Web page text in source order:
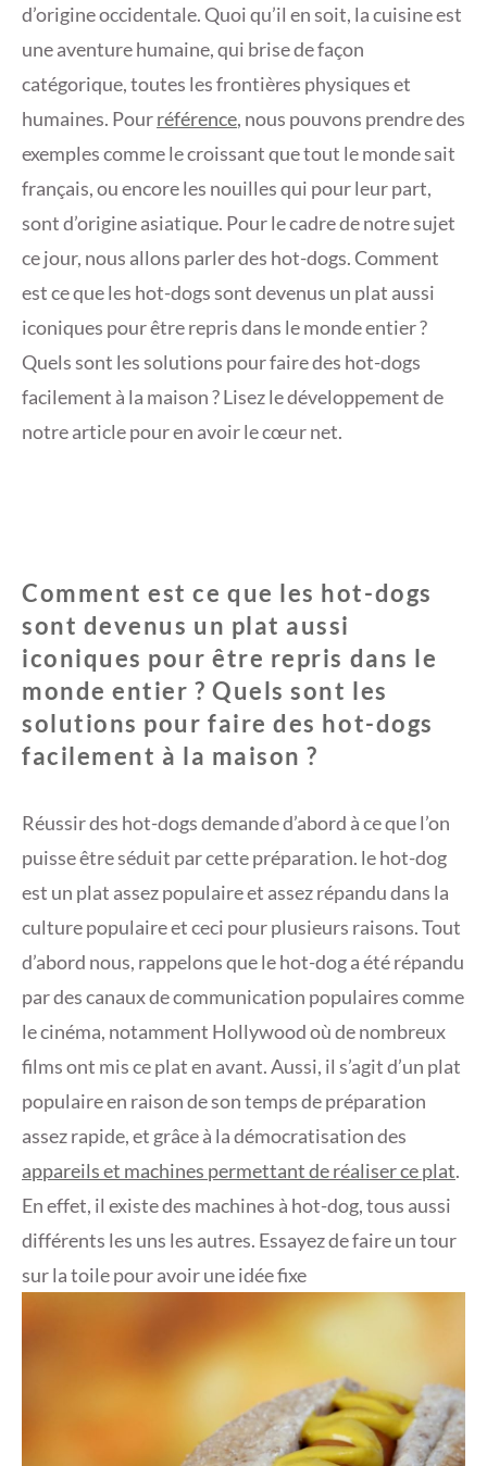
d’origine occidentale. Quoi qu’il en soit, la cuisine est
une aventure humaine, qui brise de façon
catégorique, toutes les frontières physiques et
humaines. Pourréférence, nous pouvons prendre des
exemples comme le croissant que tout le monde sait
français, ou encore les nouilles qui pour leur part,
sont d’origine asiatique. Pour le cadre de notre sujet
ce jour, nous allons parler des hot-dogs. Comment
est ce que les hot-dogs sont devenus un plat aussi
iconiques pour être repris dans le monde entier ?
Quels sont les solutions pour faire des hot-dogs
facilement à la maison ? Lisez le développement de
notre article pour en avoir le cœur net.
Comment est ce que les hot-dogs
sont devenus un plat aussi
iconiques pour être repris dans le
monde entier ? Quels sont les
solutions pour faire des hot-dogs
facilement à la maison ?
Réussir des hot-dogs demande d’abord à ce que l’on
puisse être séduit par cette préparation. le hot-dog
est un plat assez populaire et assez répandu dans la
culture populaire et ceci pour plusieurs raisons. Tout
d’abord nous, rappelons que le hot-dog a été répandu
par des canaux de communication populaires comme
le cinéma, notamment Hollywood où de nombreux
films ont mis ce plat en avant. Aussi, il s’agit d’un plat
populaire en raison de son temps de préparation
assez rapide, et grâce à la démocratisation des
appareils et machines permettant de réaliser ce plat.
En effet, il existe des machines à hot-dog, tous aussi
différents les uns les autres. Essayez de faire un tour
sur la toile pour avoir une idée fixe